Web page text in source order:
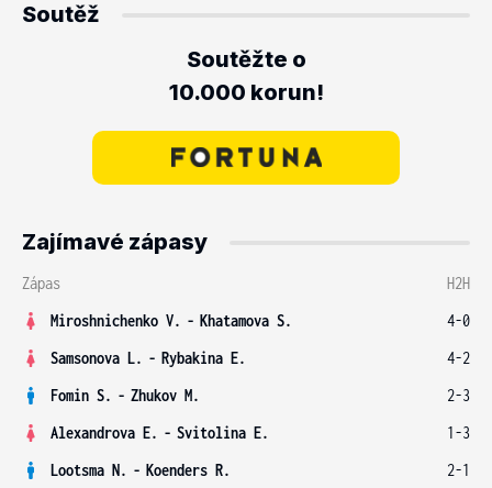
Soutěž
Soutěžte o
10.000 korun!
Zajímavé zápasy
Zápas
H2H
Miroshnichenko V. - Khatamova S.
4-0
Samsonova L. - Rybakina E.
4-2
Fomin S. - Zhukov M.
2-3
Alexandrova E. - Svitolina E.
1-3
Lootsma N. - Koenders R.
2-1